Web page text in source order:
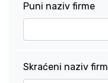
Puni naziv firme
Skraćeni naziv